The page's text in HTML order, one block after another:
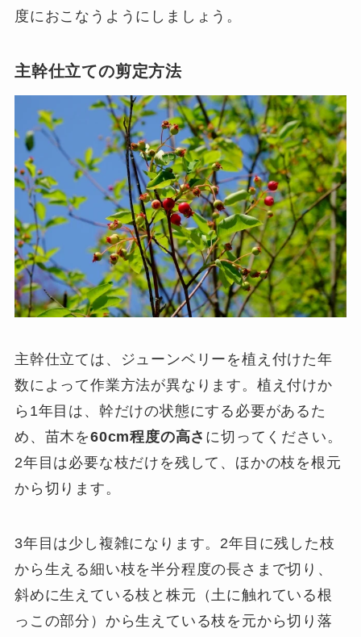
度におこなうようにしましょう。
主幹仕立ての剪定方法
主幹仕立ては、ジューンベリーを植え付けた年
数によって作業方法が異なります。植え付けか
ら1年目は、幹だけの状態にする必要があるた
め、苗木を60cm程度の高さ に切ってください。
2年目は必要な枝だけを残して、ほかの枝を根元
から切ります。
3年目は少し複雑になります。2年目に残した枝
から生える細い枝を半分程度の長さまで切り、
斜めに生えている枝と株元（土に触れている根
っこの部分）から生えている枝を元から切り落